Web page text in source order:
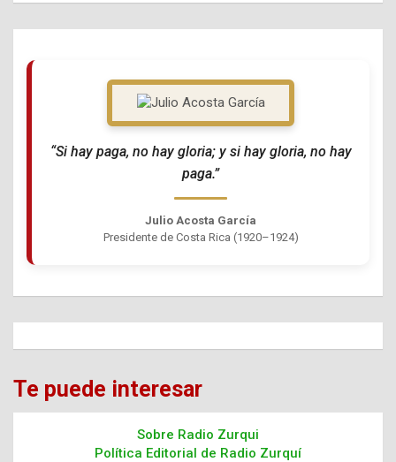
“Si hay paga, no hay gloria; y si hay gloria, no hay
paga.”
Julio Acosta García
Presidente de Costa Rica (1920–1924)
Te puede interesar
Sobre Radio Zurqui
Política Editorial de Radio Zurquí